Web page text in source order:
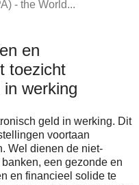
- the World...
en
toezicht
werking
geld in werking. Dit
voortaan
Wel dienen de niet-
een gezonde en
en financieel solide te